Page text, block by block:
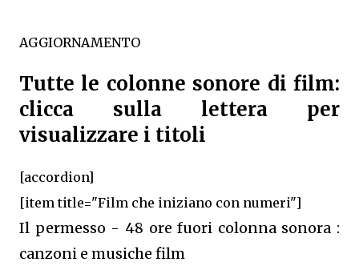
AGGIORNAMENTO
Tutte le colonne sonore di film:
clicca sulla lettera per
visualizzare i titoli
[accordion]
[item title="Film che iniziano con numeri"]
Il permesso - 48 ore fuori colonna sonora :
canzoni e musiche film